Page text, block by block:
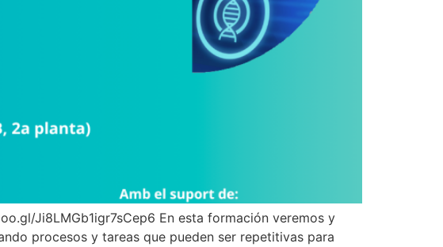
Ji8LMGb1igr7sCep6 En esta formación veremos y
procesos y tareas que pueden ser repetitivas para